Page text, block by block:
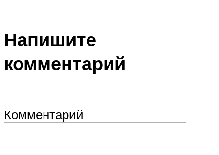
Напишите
комментарий
Комментарий